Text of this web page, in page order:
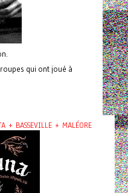
qui ont joué à
+ BASSEVILLE + MALÉORE